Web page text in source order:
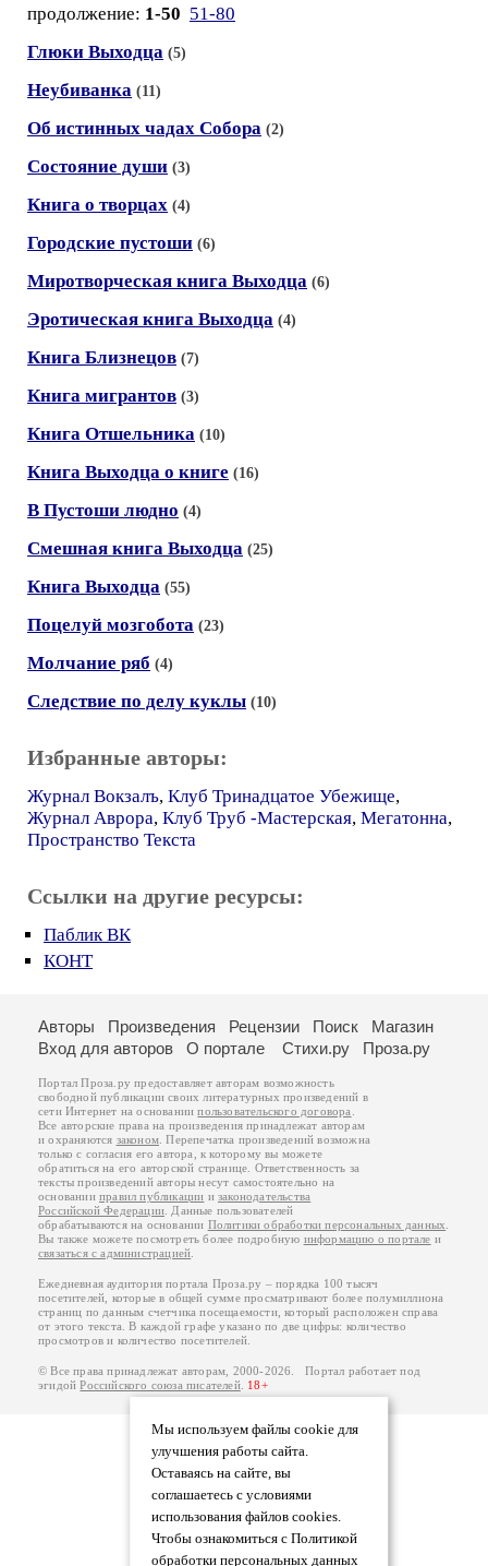
продолжение: 1-50 51-80
Глюки Выходца (5)
Неубиванка (11)
Об истинных чадах Собора (2)
Состояние души (3)
Книга о творцах (4)
Городские пустоши (6)
Миротворческая книга Выходца (6)
Эротическая книга Выходца (4)
Книга Близнецов (7)
Книга мигрантов (3)
Книга Отшельника (10)
Книга Выходца о книге (16)
В Пустоши людно (4)
Смешная книга Выходца (25)
Книга Выходца (55)
Поцелуй мозгобота (23)
Молчание ряб (4)
Следствие по делу куклы (10)
Избранные авторы:
Журнал Вокзалъ, Клуб Тринадцатое Убежище,
Журнал Аврора, Клуб Труб -Мастерская, Мегатонна,
Пространство Текста
Ссылки на другие ресурсы:
Паблик ВК
КОНТ
Мы используем файлы cookie для
улучшения работы сайта.
Оставаясь на сайте, вы
соглашаетесь с условиями
использования файлов cookies.
Чтобы ознакомиться с Политикой
обработки персональных данных
Авторы Произведения Рецензии Поиск
Магазин
Вход для авторов
О портале Стихи.ру Проза.ру
Портал Проза.ру предоставляет авторам возможность
свободной публикации своих литературных произведений в
сети Интернет на основаниипользовательского договора
Все авторские права на произведения принадлежат авторам
и охраняются законом . Перепечатка произведений возможна
только с согласия его автора, к которому вы можете
обратиться на его авторской странице. Ответственность за
тексты произведений авторы несут самостоятельно на
основанииправил публикации изаконодательства
Российской Федерации . Данные пользователей
обрабатываются на основании Политики обработки персональных данных
Вы также можете посмотреть более подробную информацию о портале и
связаться с администрацией
Ежедневная аудитория портала Проза.ру – порядка 100 тысяч
посетителей, которые в общей сумме просматривают более полумиллиона
страниц по данным счетчика посещаемости, который расположен справа
от этого текста. В каждой графе указано по две цифры: количество
просмотров и количество посетителей.
© Все права принадлежат авторам, 2000-2026. Портал работает под
эгидойРоссийского союза писателей. 18+